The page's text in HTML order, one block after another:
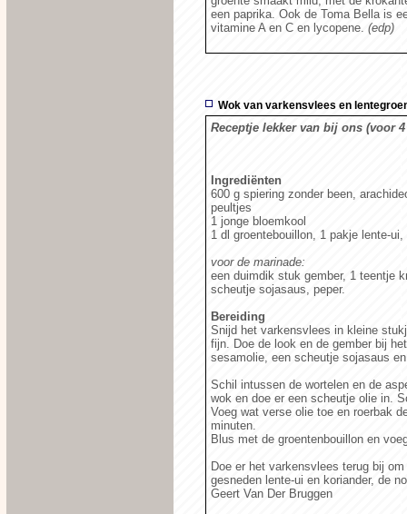
een paprika. Ook de Toma Bella is
vitamine A en C en lycopene. (edp)
Wok van varkensvlees en
Receptje lekker van bij ons (voor
Ingrediënten
600 g spiering zonder been,
peultjes
1 jonge bloemkool
1 dl groentebouillon, 1 pakje lente-
voor de marinade:
een duimdik stuk gember, 1 teentje
scheutje sojasaus, peper.
Bereiding
Snijd het varkensvlees in kleine
fijn. Doe de look en de gember bij
sesamolie, een scheutje sojasaus
Schil intussen de wortelen en de
wok en doe er een scheutje olie in.
Voeg wat verse olie toe en roerbak
minuten.
Blus met de groentenbouillon en
Doe er het varkensvlees terug bij
gesneden lente-ui en koriander, de
Geert Van Der Bruggen